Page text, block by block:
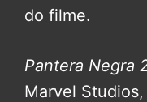
do filme.
Pantera Negra
Marvel